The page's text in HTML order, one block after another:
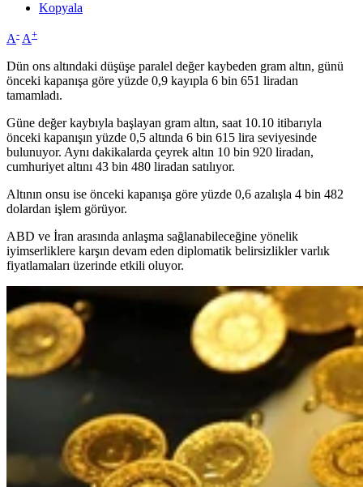
Kopyala
A- A+
Dün ons altındaki düşüşe paralel değer kaybeden gram altın, günü
önceki kapanışa göre yüzde 0,9 kayıpla 6 bin 651 liradan
tamamladı.
Güne değer kaybıyla başlayan gram altın, saat 10.10 itibarıyla
önceki kapanışın yüzde 0,5 altında 6 bin 615 lira seviyesinde
bulunuyor. Aynı dakikalarda çeyrek altın 10 bin 920 liradan,
cumhuriyet altını 43 bin 480 liradan satılıyor.
Altının onsu ise önceki kapanışa göre yüzde 0,6 azalışla 4 bin 482
dolardan işlem görüyor.
ABD ve İran arasında anlaşma sağlanabileceğine yönelik
iyimserliklere karşın devam eden diplomatik belirsizlikler varlık
fiyatlamaları üzerinde etkili oluyor.